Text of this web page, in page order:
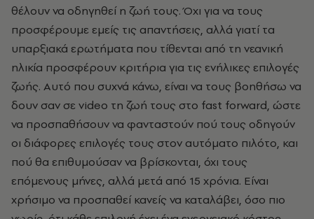
θέλουν να οδηγηθεί η ζωή τους. Όχι για να τους
προσφέρουμε εμείς τις απαντήσεις, αλλά γιατί τα
υπαρξιακά ερωτήματα που τίθενται από τη νεανική
ηλικία προσφέρουν κριτήρια για τις ενήλικες επιλογές
ζωής. Αυτό που συχνά κάνω, είναι να τους βοηθήσω να
δουν σαν σε video τη ζωή τους στο fast forward, ώστε
να προσπαθήσουν να φανταστούν πού τους οδηγούν
οι διάφορες επιλογές τους στον αυτόματο πιλότο, και
πού θα επιθυμούσαν να βρίσκονται, όχι τους
επόμενους μήνες, αλλά μετά από 15 χρόνια. Είναι
χρήσιμο να προσπαθεί κανείς να καταλάβει, όσο πιο